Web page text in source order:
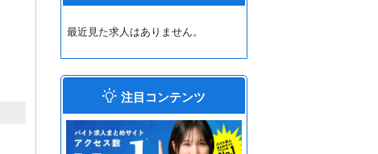
最近見た求人はありません。
注目コンテンツ